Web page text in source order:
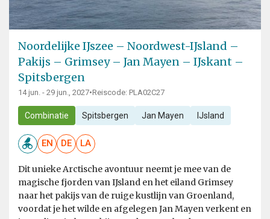
Noordelijke IJszee – Noordwest-IJsland –
Pakijs – Grimsey – Jan Mayen – IJskant –
Spitsbergen
14 jun. - 29 jun., 2027•Reiscode: PLA02C27
Combinatie Spitsbergen Jan Mayen IJsland
EN DE LA
Dit unieke Arctische avontuur neemt je mee van de
magische fjorden van IJsland en het eiland Grimsey
naar het pakijs van de ruige kustlijn van Groenland,
voordat je het wilde en afgelegen Jan Mayen verkent en